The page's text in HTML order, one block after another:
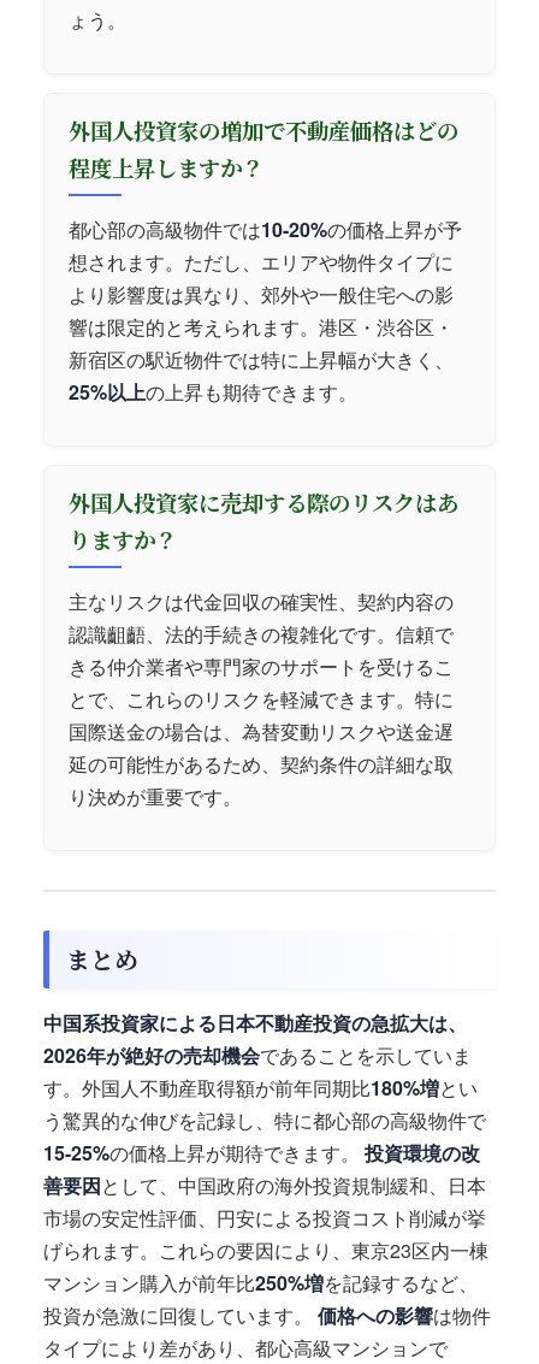
ょう。
外国人投資家の増加で不動産価格はどの
程度上昇しますか？
都心部の高級物件では10-20%の価格上昇が予
想されます。ただし、エリアや物件タイプに
より影響度は異なり、郊外や一般住宅への影
響は限定的と考えられます。港区・渋谷区・
新宿区の駅近物件では特に上昇幅が大きく、
25%以上の上昇も期待できます。
外国人投資家に売却する際のリスクはあ
りますか？
主なリスクは代金回収の確実性、契約内容の
認識齟齬、法的手続きの複雑化です。信頼で
きる仲介業者や専門家のサポートを受けるこ
とで、これらのリスクを軽減できます。特に
国際送金の場合は、為替変動リスクや送金遅
延の可能性があるため、契約条件の詳細な取
り決めが重要です。
まとめ
中国系投資家による日本不動産投資の急拡大は、
2026年が絶好の売却機会であることを示していま
す。外国人不動産取得額が前年同期比180%増とい
う驚異的な伸びを記録し、特に都心部の高級物件で
15-25%の価格上昇が期待できます。 投資環境の改
善要因として、中国政府の海外投資規制緩和、日本
市場の安定性評価、円安による投資コスト削減が挙
げられます。これらの要因により、東京23区内一棟
マンション購入が前年比250%増を記録するなど、
投資が急激に回復しています。 価格への影響は物件
タイプにより差があり、都心高級マンションで